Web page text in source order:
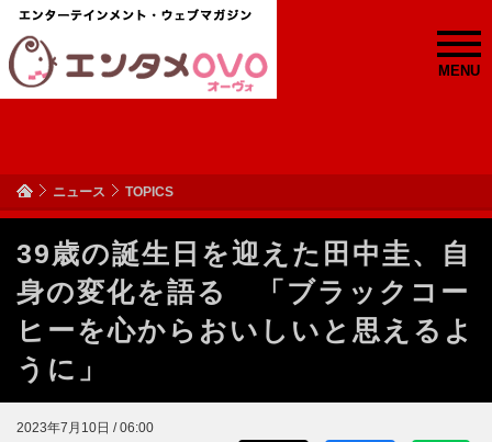
MENU
ニュース TOPICS
39歳の誕生日を迎えた田中圭、自
身の変化を語る 「ブラックコー
ヒーを心からおいしいと思えるよ
うに」
2023年7月10日 / 06:00